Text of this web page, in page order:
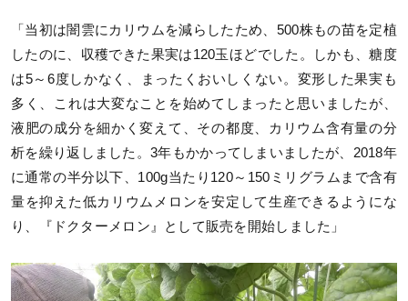
「当初は闇雲にカリウムを減らしたため、500株もの苗を定植
したのに、収穫できた果実は120玉ほどでした。しかも、糖度
は5～6度しかなく、まったくおいしくない。変形した果実も
多く、これは大変なことを始めてしまったと思いましたが、
液肥の成分を細かく変えて、その都度、カリウム含有量の分
析を繰り返しました。3年もかかってしまいましたが、2018年
に通常の半分以下、100g当たり120～150ミリグラムまで含有
量を抑えた低カリウムメロンを安定して生産できるようにな
り、『ドクターメロン』として販売を開始しました」